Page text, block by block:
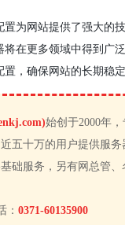
为网站提供了强大的
在更多领域中得到广
，确保网站的长期稳定
始创于2000年
五十万的用户提供服
础服务，另有网总管
： 0371-60135900